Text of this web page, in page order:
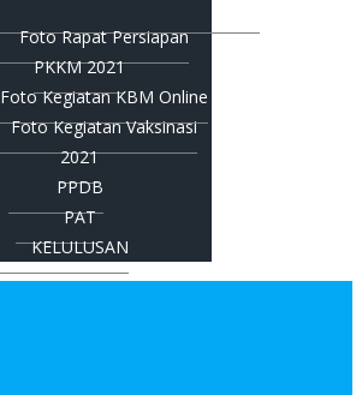
Foto Rapat Persiapan
PKKM 2021
Foto Kegiatan KBM Online
Foto Kegiatan Vaksinasi
2021
PPDB
PAT
KELULUSAN